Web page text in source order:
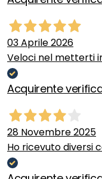
03 Aprile 2026
Veloci nel metterti
Acquirente
28 Novembre 2025
Ho ricevuto diversi